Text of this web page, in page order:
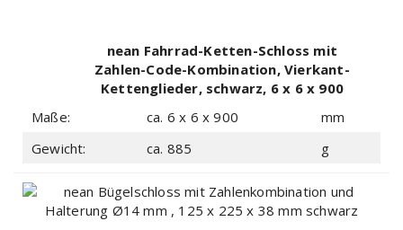
nean Fahrrad-Ketten-Schloss mit
Zahlen-Code-Kombination, Vierkant-
Kettenglieder, schwarz, 6 x 6 x 900
Maße: ca. 6 x 6 x 900
mm
Gewicht:
ca. 885 g